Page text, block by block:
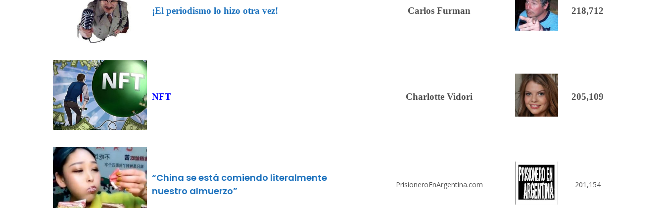
¡El periodismo lo hizo otra vez! Carlos Furman 218,712
NFT Charlotte Vidori 205,109
“China se está comiendo literalmente
nuestro almuerzo”
PrisioneroEnArgentina.com 201,154